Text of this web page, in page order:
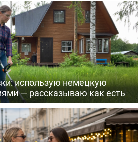
использую немецкую
— рассказываю как есть